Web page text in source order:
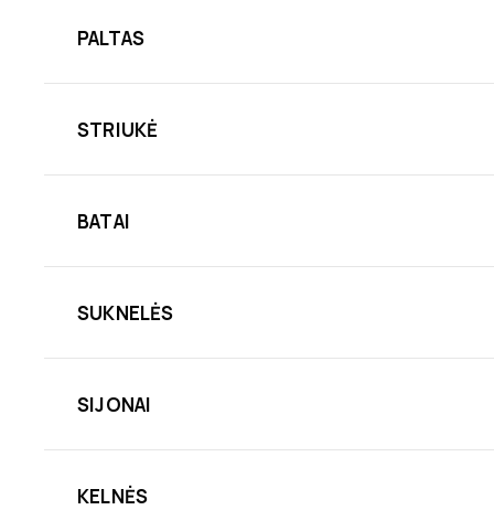
PALTAS
STRIUKĖ
BATAI
SUKNELĖS
SIJONAI
KELNĖS